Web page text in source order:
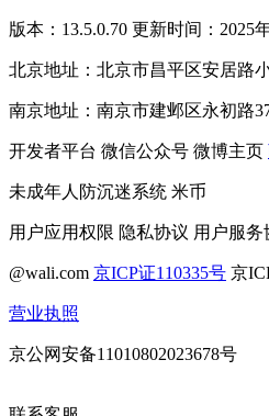
版本：13.5.0.70 更新时间：2025
北京地址：北京市昌平区安居路
南京地址：南京市建邺区永初路
开发者平台 微信公众号 微博主页
未成年人防沉迷系统 米币
用户应用权限 隐私协议 用户服务
@wali.com 京ICP证110335号 京
营业执照
京公网安备11010802023678号